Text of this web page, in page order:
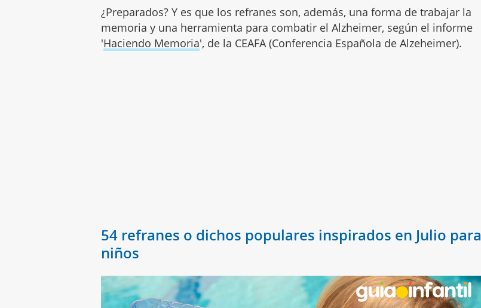
¿Preparados? Y es que los refranes son, además, una forma de trabajar la
memoria y una herramienta para combatir el Alzheimer, según el informe
'Haciendo Memoria', de la CEAFA (Conferencia Española de Alzeheimer).
54 refranes o dichos populares inspirados en Julio para
niños